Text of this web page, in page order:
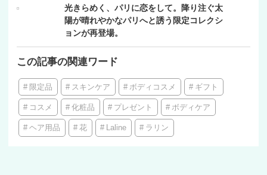
光きらめく、パリに恋をして。降り注ぐ太
陽が晴れやかなパリへと誘う限定コレクシ
ョンが再登場。
この記事の関連ワード
限定品 スキンケア ボディコスメ ギフト
コスメ 化粧品 プレゼント ボディケア
ヘア用品 花 Laline ラリン